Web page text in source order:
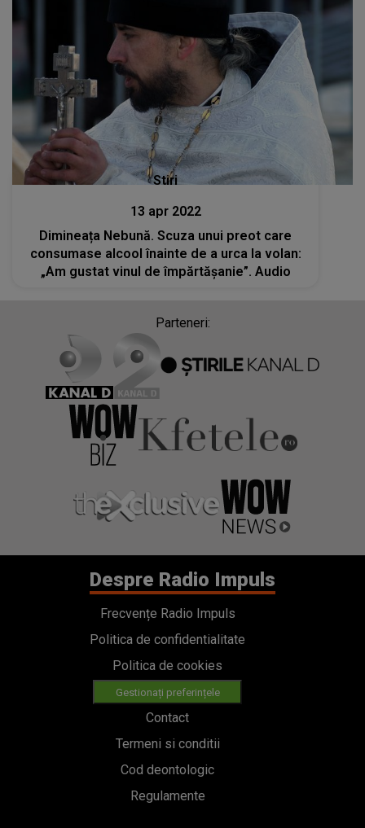
Stiri
13 apr 2022
Dimineața Nebună. Scuza unui preot care
consumase alcool înainte de a urca la volan:
„Am gustat vinul de împărtășanie”. Audio
Parteneri:
Despre Radio Impuls
Frecvențe Radio Impuls
Politica de confidentialitate
Politica de cookies
Gestionați preferințele
Contact
Termeni si conditii
Cod deontologic
Regulamente